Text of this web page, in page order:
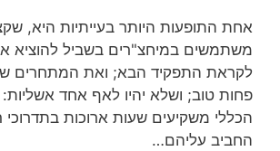
אחת התופעות היותר בעייתיות היא,
משתמשים במיחצ"רים בשביל להוציא
לקראת התפקיד הבא; ואת המתחרים
פחות טוב; ושלא יהיו לאף אחד
הכללי משקיעים שעות ארוכות בתדרוכי
החביב עליהם…